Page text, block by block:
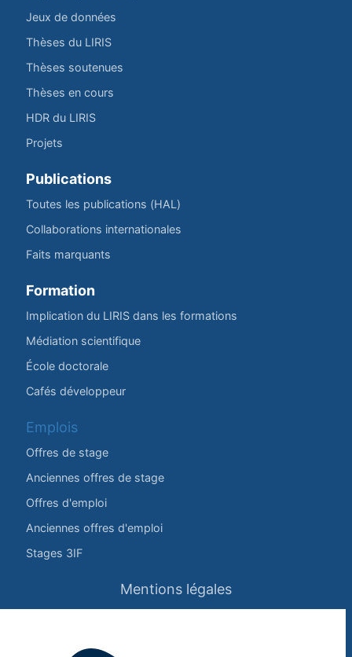
Jeux de données
Thèses du LIRIS
Thèses soutenues
Thèses en cours
HDR du LIRIS
Projets
Publications
Toutes les publications (HAL)
Collaborations internationales
Faits marquants
Formation
Implication du LIRIS dans les formations
Médiation scientifique
École doctorale
Cafés développeur
Emplois
Offres de stage
Anciennes offres de stage
Offres d'emploi
Anciennes offres d'emploi
Stages 3IF
Mentions légales